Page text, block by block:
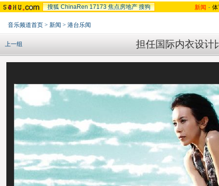
搜狐 ChinaRen 17173 焦点房地产 搜狗 新闻 -
音乐频道首页 > 新闻 > 港台乐闻
担任国际内衣设计
上一组